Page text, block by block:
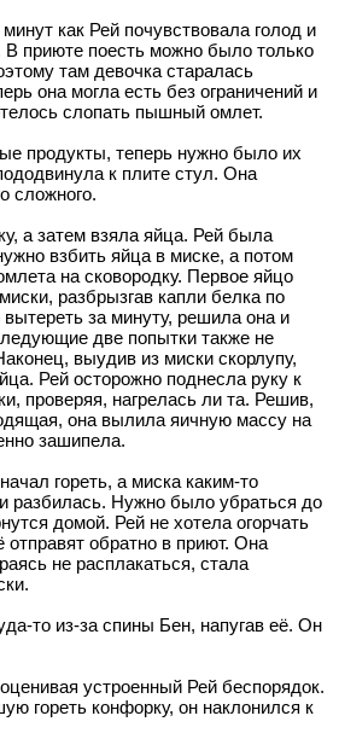
как Рей почувствовала голод и
В приюте поесть можно было только
там девочка старалась
она могла есть без ограничений и
слопать пышный омлет.
продукты, теперь нужно было их
к плите стул. Она
сложного.
а затем взяла яйца. Рей была
взбить яйца в миске, а потом
на сковородку. Первое яйцо
разбрызгав капли белка по
за минуту, решила она и
две попытки также не
выудив из миски скорлупу,
Рей осторожно поднесла руку к
проверяя, нагрелась ли та. Решив,
она вылила яичную массу на
зашипела.
гореть, а миска каким-то
разбилась. Нужно было убраться до
домой. Рей не хотела огорчать
отправят обратно в приют. Она
не расплакаться, стала
то из-за спины Бен, напугав её. Он
устроенный Рей беспорядок.
гореть конфорку, он наклонился к